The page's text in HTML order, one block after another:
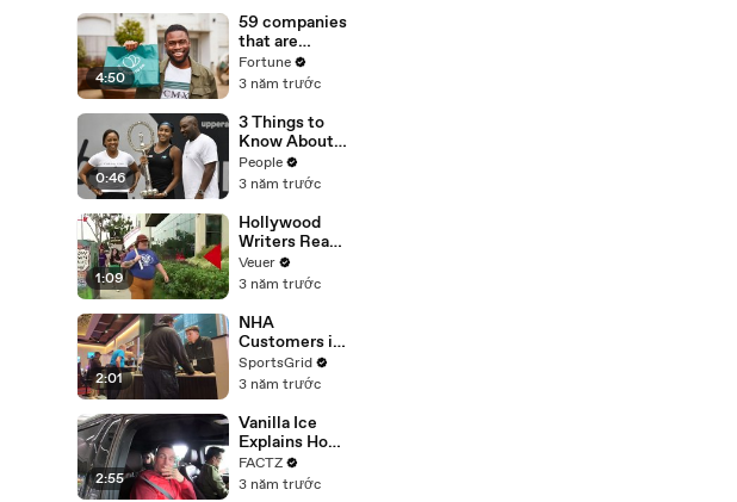
Misinformatio
n or
Disinformatio
n’ Amongst
All Social
Media
Platforms
4:50
59 companies
that are
changing the
world: From
Chobani
Fortune
3 năm trước
0:46
3 Things to
Know About
Coco Gauff's
Parents
People
3 năm trước
1:09
Hollywood
Writers Reach
‘Tentative
Agreement’
After 146 Day
Strike
Veuer
3 năm trước
2:01
NHA
Customers in
Limbo as
Company
Potential
Merger
SportsGrid
3 năm trước
2:55
Vanilla Ice
Explains How
the 90’s
Shaped
FACTZ
3 năm trước